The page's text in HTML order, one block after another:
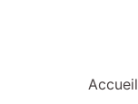
Accueil